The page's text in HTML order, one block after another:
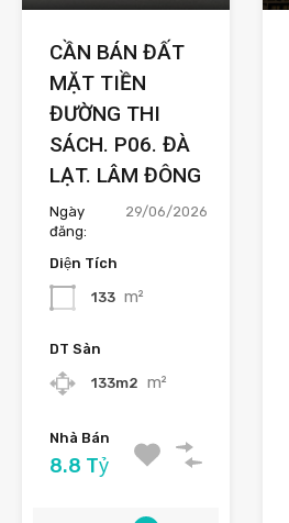
CẦN BÁN ĐẤT
MẶT TIỀN
ĐƯỜNG THI
SÁCH. P06. ĐÀ
LẠT. LÂM ĐÔNG
Ngày
đăng:
29/06/2026
Diện Tích
133 m²
DT Sàn
133m2 m²
Nhà Bán
8.8 Tỷ